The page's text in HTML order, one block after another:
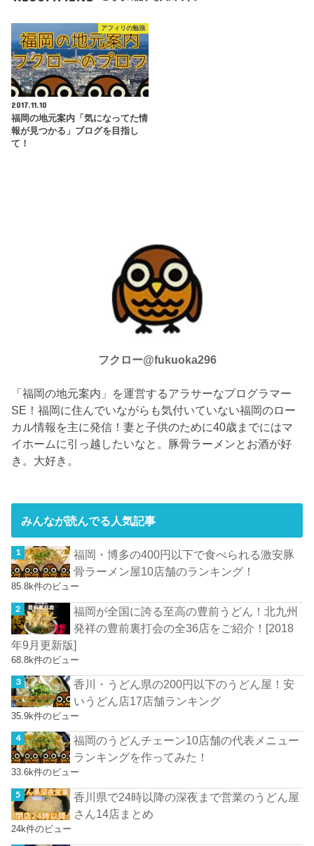
アフィリの勉強
2017.11.10
福岡の地元案内「気になってた情
報が見つかる」ブログを目指し
て！
フクロー@fukuoka296
「福岡の地元案内」を運営するアラサーなプログラマー
SE！福岡に住んでいながらも気付いていない福岡のロー
カル情報を主に発信！妻と子供のために40歳までにはマ
イホームに引っ越したいなと。豚骨ラーメンとお酒が好
き。大好き。
みんなが読んでる人気記事
福岡・博多の400円以下で食べられる激安豚
骨ラーメン屋10店舗のランキング！
85.8k件のビュー
福岡が全国に誇る至高の豊前うどん！北九州
発祥の豊前裏打会の全36店をご紹介！[2018
年9月更新版]
68.8k件のビュー
香川・うどん県の200円以下のうどん屋！安
いうどん店17店舗ランキング
35.9k件のビュー
福岡のうどんチェーン10店舗の代表メニュー
ランキングを作ってみた！
33.6k件のビュー
香川県で24時以降の深夜まで営業のうどん屋
さん14店まとめ
24k件のビュー